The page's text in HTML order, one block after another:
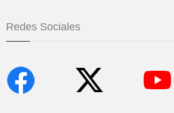
Redes Sociales